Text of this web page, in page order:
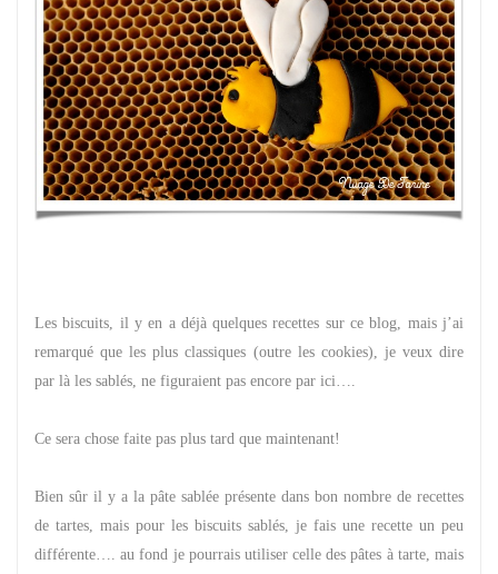
Les biscuits, il y en a déjà quelques recettes sur ce blog, mais j’ai
remarqué que les plus classiques (outre les cookies), je veux dire
par là les sablés, ne figuraient pas encore par ici….
Ce sera chose faite pas plus tard que maintenant!
Bien sûr il y a la pâte sablée présente dans bon nombre de recettes
de tartes, mais pour les biscuits sablés, je fais une recette un peu
différente…. au fond je pourrais utiliser celle des pâtes à tarte, mais